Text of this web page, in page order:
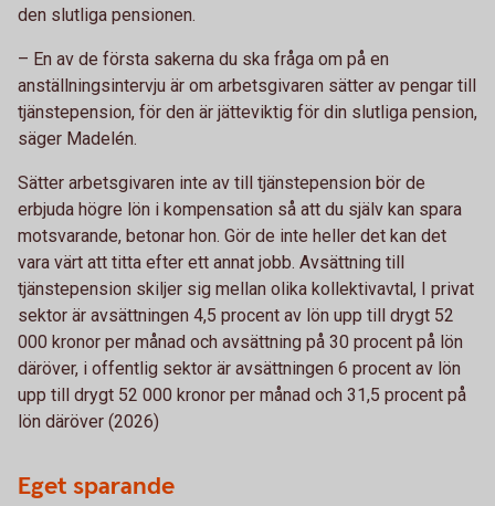
den slutliga pensionen.
– En av de första sakerna du ska fråga om på en
anställningsintervju är om arbetsgivaren sätter av pengar till
tjänstepension, för den är jätteviktig för din slutliga pension,
säger Madelén.
Sätter arbetsgivaren inte av till tjänstepension bör de
erbjuda högre lön i kompensation så att du själv kan spara
motsvarande, betonar hon. Gör de inte heller det kan det
vara värt att titta efter ett annat jobb. Avsättning till
tjänstepension skiljer sig mellan olika kollektivavtal, I privat
sektor är avsättningen 4,5 procent av lön upp till drygt 52
000 kronor per månad och avsättning på 30 procent på lön
däröver, i offentlig sektor är avsättningen 6 procent av lön
upp till drygt 52 000 kronor per månad och 31,5 procent på
lön däröver (2026)
Eget sparande